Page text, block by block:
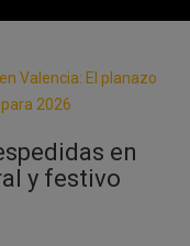
en
y festivo